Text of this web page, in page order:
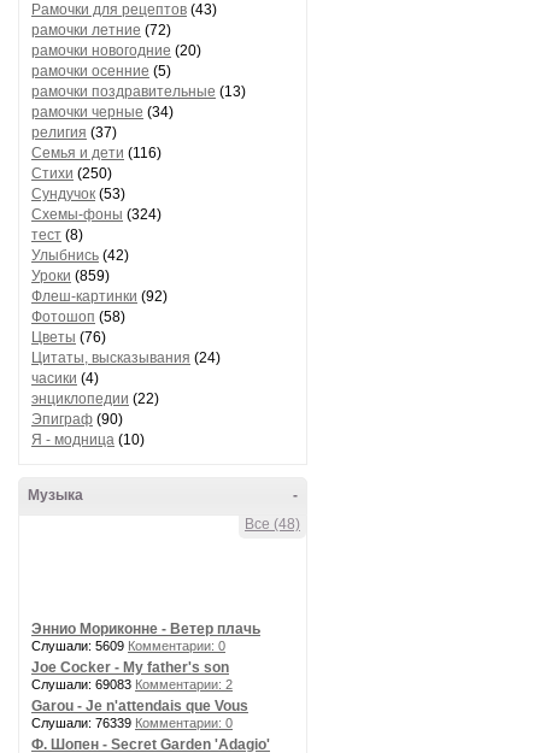
Рамочки для рецептов (43)
рамочки летние (72)
рамочки новогодние (20)
рамочки осенние (5)
рамочки поздравительные (13)
рамочки черные (34)
религия (37)
Семья и дети (116)
Стихи (250)
Сундучок (53)
Схемы-фоны (324)
тест (8)
Улыбнись (42)
Уроки (859)
Флеш-картинки (92)
Фотошоп (58)
Цветы (76)
Цитаты, высказывания (24)
часики (4)
энциклопедии (22)
Эпиграф (90)
Я - модница (10)
-
Музыка
Все (48)
Эннио Мориконне - Ветер плачь
Слушали: 5609 Комментарии: 0
Joe Cocker - My father's son
Слушали: 69083 Комментарии: 2
Garou - Je n'attendais que Vous
Слушали: 76339 Комментарии: 0
Ф. Шопен - Secret Garden 'Adagio'